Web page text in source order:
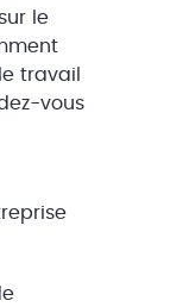
le
travail
vous